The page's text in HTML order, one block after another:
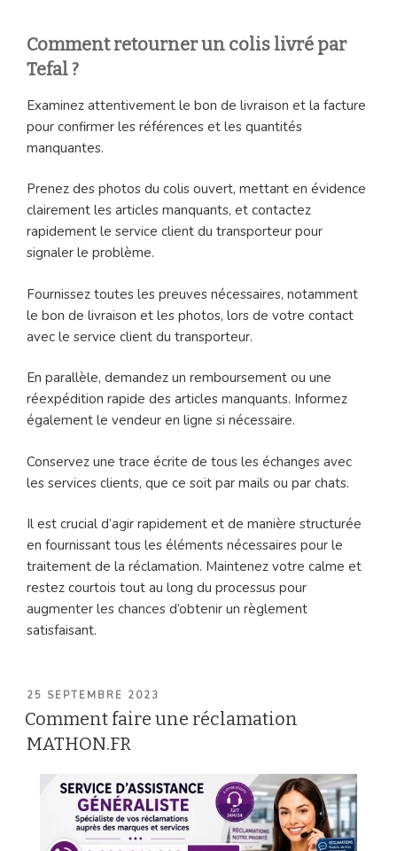
Comment retourner un colis livré par
Tefal ?
Examinez attentivement le bon de livraison et la facture
pour confirmer les références et les quantités
manquantes.
Prenez des photos du colis ouvert, mettant en évidence
clairement les articles manquants, et contactez
rapidement le service client du transporteur pour
signaler le problème.
Fournissez toutes les preuves nécessaires, notamment
le bon de livraison et les photos, lors de votre contact
avec le service client du transporteur.
En parallèle, demandez un remboursement ou une
réexpédition rapide des articles manquants. Informez
également le vendeur en ligne si nécessaire.
Conservez une trace écrite de tous les échanges avec
les services clients, que ce soit par mails ou par chats.
Il est crucial d’agir rapidement et de manière structurée
en fournissant tous les éléments nécessaires pour le
traitement de la réclamation. Maintenez votre calme et
restez courtois tout au long du processus pour
augmenter les chances d’obtenir un règlement
satisfaisant.
PUBLIÉ
LE
25 SEPTEMBRE 2023
Comment faire une réclamation
MATHON.FR